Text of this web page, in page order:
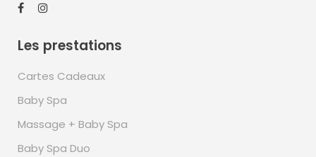
Les prestations
Cartes Cadeaux
Baby Spa
Massage + Baby Spa
Baby Spa Duo